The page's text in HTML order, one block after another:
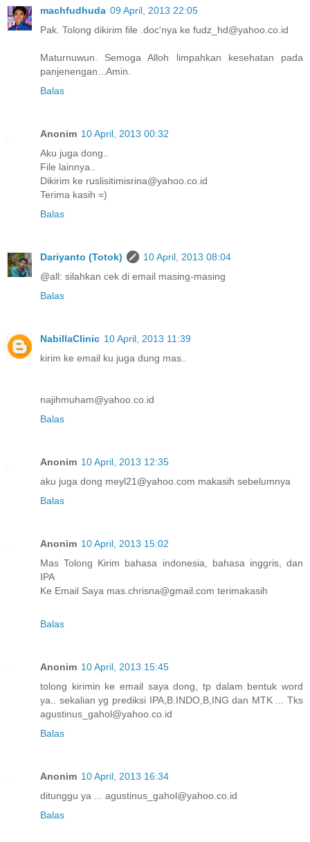
machfudhuda 09 April, 2013 22:05
Pak. Tolong dikirim file .doc'nya ke fudz_hd@yahoo.co.id
Maturnuwun. Semoga Alloh limpahkan kesehatan pada
panjenengan...Amin.
Balas
Anonim 10 April, 2013 00:32
Aku juga dong..
File lainnya..
Dikirim ke ruslisitimisrina@yahoo.co.id
Terima kasih =)
Balas
Dariyanto (Totok)
10 April, 2013 08:04
@all: silahkan cek di email masing-masing
Balas
NabillaClinic 10 April, 2013 11:39
kirim ke email ku juga dung mas..
najihmuham@yahoo.co.id
Balas
Anonim 10 April, 2013 12:35
aku juga dong meyl21@yahoo.com makasih sebelumnya
Balas
Anonim 10 April, 2013 15:02
Mas Tolong Kirim bahasa indonesia, bahasa inggris, dan
IPA
Ke Email Saya mas.chrisna@gmail.com terimakasih
Balas
Anonim 10 April, 2013 15:45
tolong kirimin ke email saya dong, tp dalam bentuk word
ya.. sekalian yg prediksi IPA,B.INDO,B,ING dan MTK ... Tks
agustinus_gahol@yahoo.co.id
Balas
Anonim 10 April, 2013 16:34
ditunggu ya ... agustinus_gahol@yahoo.co.id
Balas